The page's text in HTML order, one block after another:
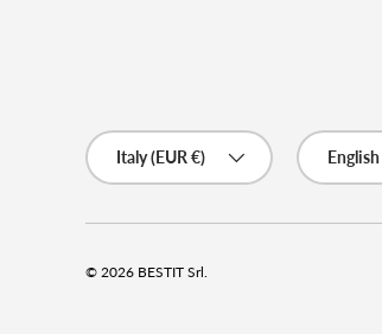
Country/Region
Italy (EUR €)
Language
English
© 2026 BESTIT Srl.